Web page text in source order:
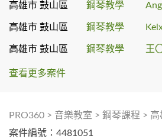
高雄市 鼓山區 鋼琴教學
高雄市 鼓山區 鋼琴教學
高雄市 鼓山區 鋼琴教學 王
查看更多案件
PRO360 > 音樂教室 > 鋼琴課程 > 高
案件編號：4481051